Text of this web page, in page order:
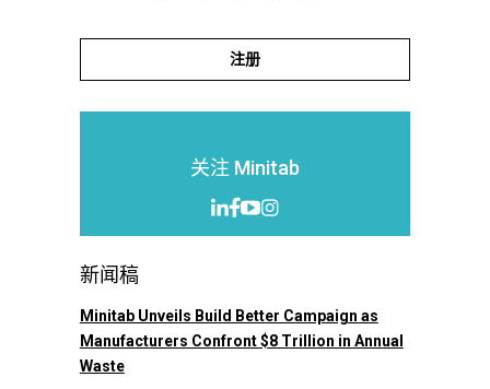
注册
关注 Minitab
新闻稿
Minitab Unveils Build Better Campaign as
Manufacturers Confront $8 Trillion in Annual
Waste